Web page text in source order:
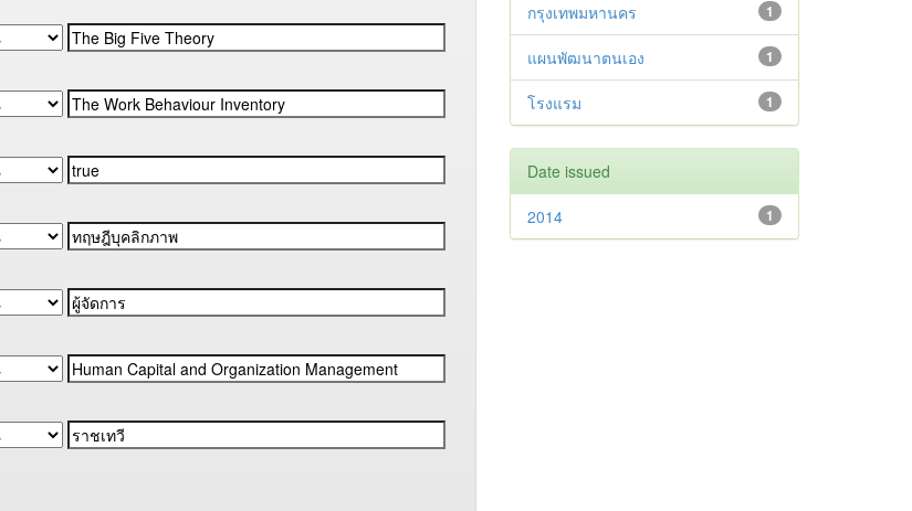
1
กรุงเทพมหานคร
1
แผนพัฒนาตนเอง
1
โรงแรม
Date issued
1
2014